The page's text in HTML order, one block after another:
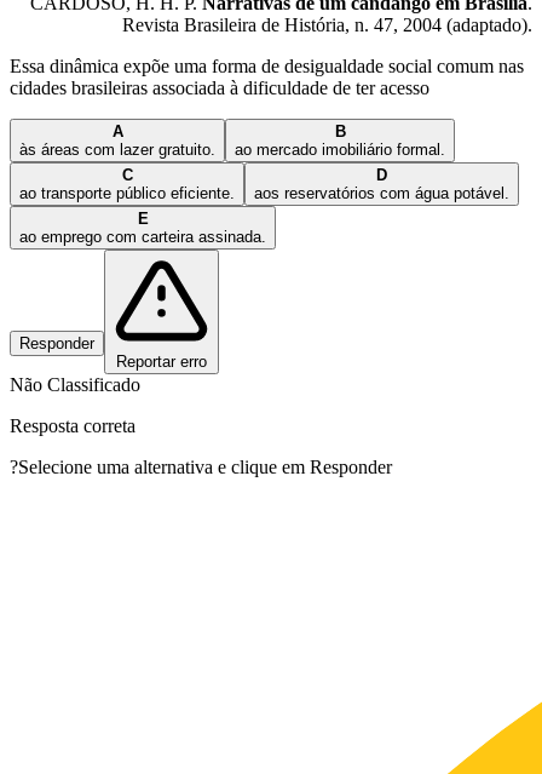
Revista Brasileira de História, n. 47, 2004 (adaptado).
Essa dinâmica expõe uma forma de desigualdade social comum nas
cidades brasileiras associada à dificuldade de ter acesso
A
às áreas com lazer gratuito.
B
ao mercado imobiliário formal.
C
ao transporte público eficiente.
D
aos reservatórios com água potável.
E
ao emprego com carteira assinada.
Responder
Reportar erro
Não Classificado
Resposta correta
?Selecione uma alternativa e clique em Responder